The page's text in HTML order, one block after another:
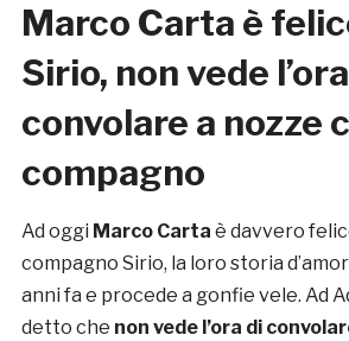
Marco Carta è
Sirio, non vede
convolare a nozze
compagno
Ad oggi Marco Carta è davvero
compagno Sirio, la loro storia
anni fa e procede a gonfie vele. Ad
detto che non vede l’ora di